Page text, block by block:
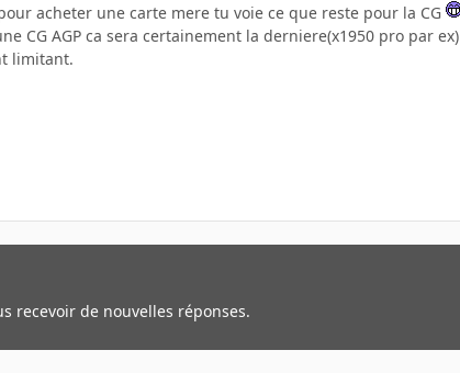
acheter une carte mere tu voie ce que reste pour la CG
CG AGP ca sera certainement la derniere(x1950 pro par ex)
limitant.
recevoir de nouvelles réponses.